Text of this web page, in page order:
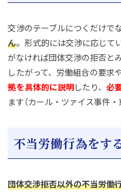
交渉のテーブルにつくだけでな
ん。形式的には交渉に応じて
がなければ団体交渉の拒否と
したがって、労働組合の要求
拠を具体的に説明したり、必
ます（カール・ツァイス事件
不当労働行為をす
団体交渉拒否以外の不当労働